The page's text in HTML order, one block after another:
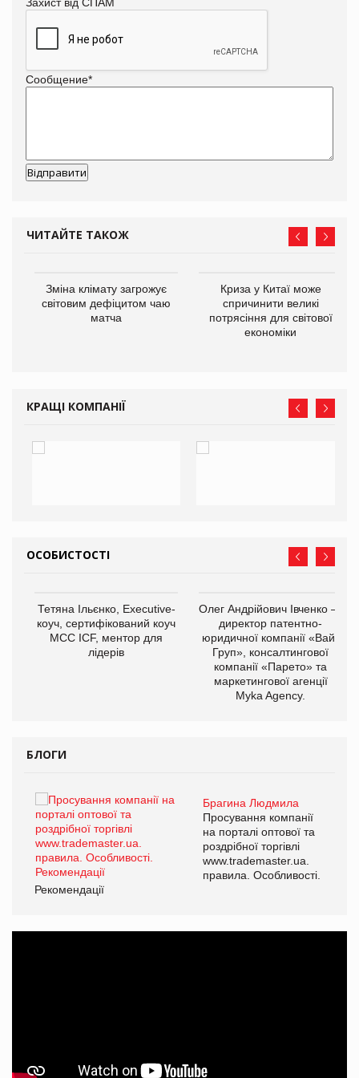
Сообщение*
ЧИТАЙТЕ ТАКОЖ
Зміна клімату загрожує
світовим дефіцитом чаю
матча
Криза у Китаї може
спричинити великі
потрясіння для світової
економіки
КРАЩІ КОМПАНІЇ
ОСОБИСТОСТІ
Тетяна Ільєнко, Executive-
коуч, сертифікований коуч
МСС ICF, ментор для
лідерів
Олег Андрійович Івченко —
директор патентно-
юридичної компанії «Вайз
Груп», консалтингової
компанії «Парето» та
маркетингової агенції
Myka Agency.
БЛОГИ
Брагина Людмила
Просування компанії
на порталі оптової та
роздрібної торгівлі
www.trademaster.ua.
правила. Особливості.
Рекомендації